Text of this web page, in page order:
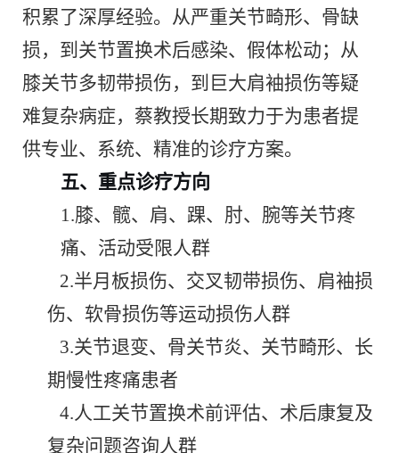
积累了深厚经验。从严重关节畸形、骨缺
损，到关节置换术后感染、假体松动；从
膝关节多韧带损伤，到巨大肩袖损伤等疑
难复杂病症，蔡教授长期致力于为患者提
供专业、系统、精准的诊疗方案。
五、重点诊疗方向
1.膝、髋、肩、踝、肘、腕等关节疼
痛、活动受限人群
2.半月板损伤、交叉韧带损伤、肩袖损
伤、软骨损伤等运动损伤人群
3.关节退变、骨关节炎、关节畸形、长
期慢性疼痛患者
4.人工关节置换术前评估、术后康复及
复杂问题咨询人群